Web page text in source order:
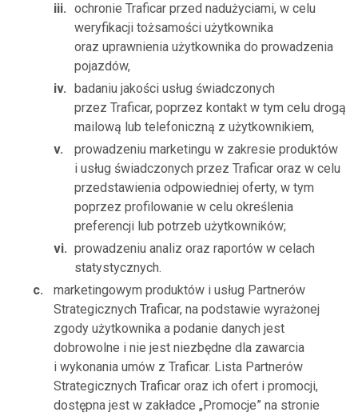
ochronie Traficar przed nadużyciami, w celu
weryfikacji tożsamości użytkownika
oraz uprawnienia użytkownika do prowadzenia
pojazdów,
badaniu jakości usług świadczonych
przez Traficar, poprzez kontakt w tym celu drogą
mailową lub telefoniczną z użytkownikiem,
prowadzeniu marketingu w zakresie produktów
i usług świadczonych przez Traficar oraz w celu
przedstawienia odpowiedniej oferty, w tym
poprzez profilowanie w celu określenia
preferencji lub potrzeb użytkowników;
prowadzeniu analiz oraz raportów w celach
statystycznych.
marketingowym produktów i usług Partnerów
Strategicznych Traficar, na podstawie wyrażonej
zgody użytkownika a podanie danych jest
dobrowolne i nie jest niezbędne dla zawarcia
i wykonania umów z Traficar. Lista Partnerów
Strategicznych Traficar oraz ich ofert i promocji,
dostępna jest w zakładce „Promocje” na stronie